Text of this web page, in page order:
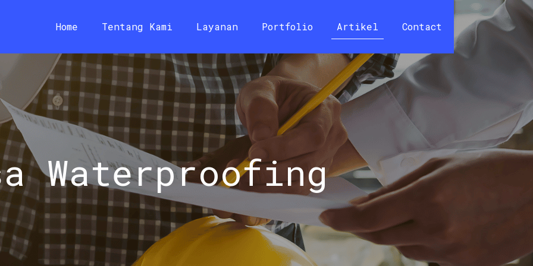
Home Tentang Kami Layanan Portfolio Artikel Contact
Waterproofing